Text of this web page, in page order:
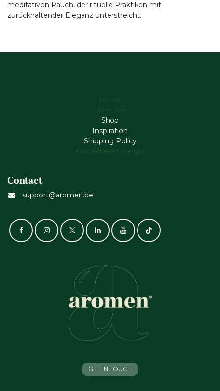
meditativen Rauch, der rituelle Praktiken mit
zurückhaltender Eleganz unterstreicht.
Home
Über uns
Shop
Inspiration
Shipping Policy
Kontaktieren Sie uns
Contact
support@aromen.be
GET IN TOUCH